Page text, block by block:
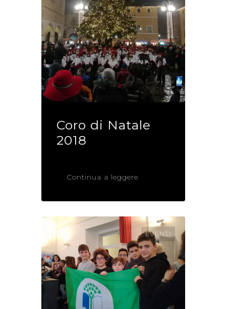
Coro di Natale
2018
Continua a leggere
EVENTI